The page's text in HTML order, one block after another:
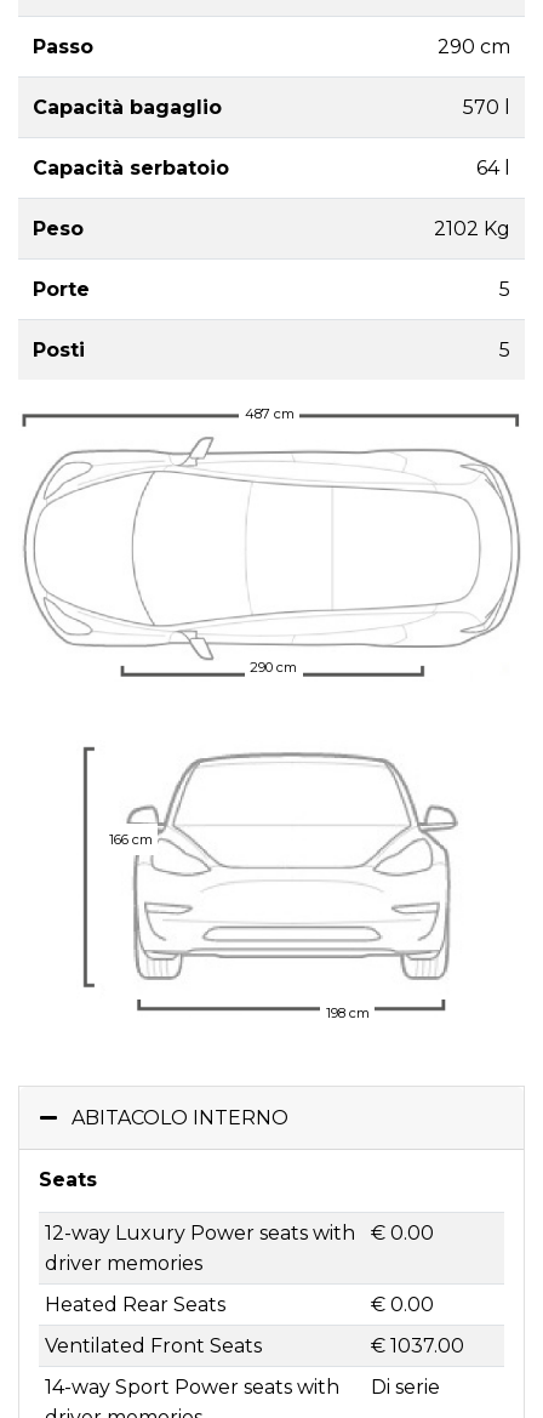
Passo 290 cm
Capacità bagaglio 570 l
Capacità serbatoio 64 l
Peso 2102 Kg
Porte 5
Posti 5
487 cm
290 cm
166 cm
198 cm
ABITACOLO INTERNO
Seats
12-way Luxury Power seats with
driver memories
€ 0.00
Heated Rear Seats
€ 0.00
Ventilated Front Seats
€ 1037.00
14-way Sport Power seats with
Di serie